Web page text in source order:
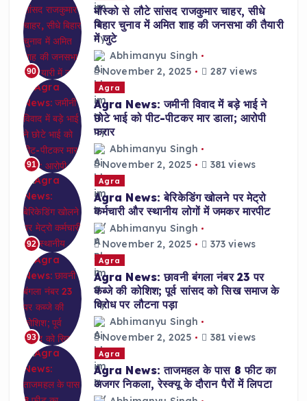
90
मॉस्को से लौटे सांसद राजकुमार चाहर, सीधे
बिहार चुनाव में अमित शाह की जनसभा की तैयारी
में जुटे
Abhimanyu Singh
November 2, 2025
287 views
91
Agra
Agra News: जमीनी विवाद में बड़े भाई ने
छोटे भाई को पीट-पीटकर मार डाला; आरोपी
फरार
Abhimanyu Singh
November 2, 2025
381 views
92
Agra
Agra News: बेरिकेडिंग खोलने पर मेट्रो
कर्मचारी और स्थानीय लोगों में जमकर मारपीट
Abhimanyu Singh
November 2, 2025
373 views
93
Agra
Agra News: छावनी बंगला नंबर 23 पर
कब्जे की कोशिश; पूर्व सांसद को सिख समाज के
विरोध पर लौटना पड़ा
Abhimanyu Singh
November 2, 2025
381 views
Agra
Agra News: ताजमहल के पास 8 फीट का
अजगर निकला, रेस्क्यू के दौरान पैरों में लिपटा